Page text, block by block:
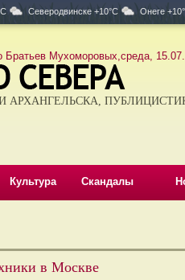
Северодвинске +10°C Онеге
Братьев Мухоморовых,среда,
АРХАНГЕЛЬСКА,
Культура Скандалы
в Москве